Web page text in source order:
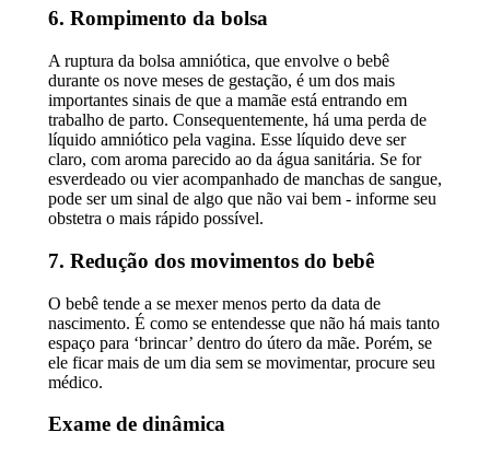
6. Rompimento da bolsa
A ruptura da bolsa amniótica, que envolve o bebê
durante os nove meses de gestação, é um dos mais
importantes sinais de que a mamãe está entrando em
trabalho de parto. Consequentemente, há uma perda de
líquido amniótico pela vagina. Esse líquido deve ser
claro, com aroma parecido ao da água sanitária. Se for
esverdeado ou vier acompanhado de manchas de sangue,
pode ser um sinal de algo que não vai bem - informe seu
obstetra o mais rápido possível.
7. Redução dos movimentos do bebê
O bebê tende a se mexer menos perto da data de
nascimento. É como se entendesse que não há mais tanto
espaço para ‘brincar’ dentro do útero da mãe. Porém, se
ele ficar mais de um dia sem se movimentar, procure seu
médico.
Exame de dinâmica